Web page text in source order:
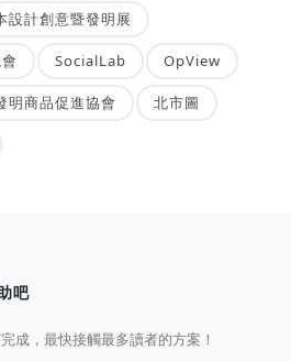
設計創意暨發明展
SocialLab OpView
明商品促進協會 北市圖
吧
成，最快接觸最多讀者的方案！